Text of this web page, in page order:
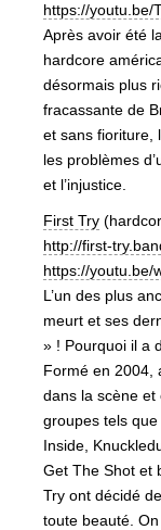
https://youtu.be/
Après avoir été
hardcore
désormais plus
fracassante de
et sans fioriture,
les problèmes
et l’injustice.
First Try
http://first-
https://youtu.be/
L’un des plus
meurt et ses
» ! Pourquoi il a
Formé en 2004,
dans la scène et
groupes tels
Inside,
Get The Shot et
Try ont décidé
toute beauté.